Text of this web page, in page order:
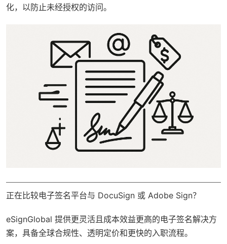
化，以防止未经授权的访问。
正在比较电子签名平台与 DocuSign 或 Adobe Sign？
eSignGlobal 提供更灵活且成本效益更高的电子签名解决方
案，具备全球合规性、透明定价和更快的入职流程。